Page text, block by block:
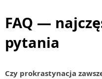
FAQ —
pytania
Czy prokrastynacja